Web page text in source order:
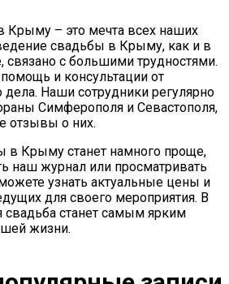
Крыму – это мечта всех наших
свадьбы в Крыму, как и в
с большими трудностями.
и консультации от
дела. Наши сотрудники регулярно
Симферополя и Севастополя,
отзывы о них.
в Крыму станет намного проще,
наш журнал или просматривать
узнать актуальные цены и
для своего мероприятия. В
свадьба станет самым ярким
жизни.